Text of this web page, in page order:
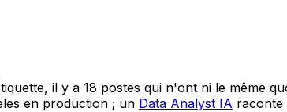
il y a 18 postes qui n'ont ni le même
en production ; un Data Analyst IA raconte